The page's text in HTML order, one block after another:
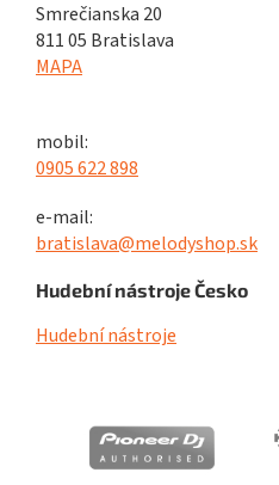
Smrečianska 20
811 05 Bratislava
MAPA
mobil:
0905 622 898
e-mail:
bratislava@melodyshop.sk
Hudební nástroje Česko
Hudební nástroje